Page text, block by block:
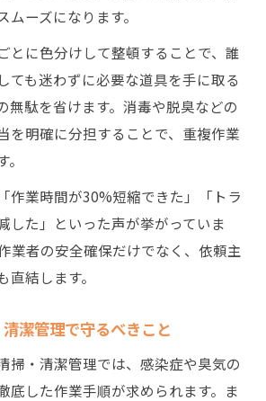
ーズになります。
とに色分けして整頓することで、誰
ても迷わずに必要な道具を手に取る
無駄を省けます。消毒や脱臭などの
を明確に分担することで、重複作業
作業時間が30%短縮できた」「トラ
した」といった声が挙がっていま
業者の安全確保だけでなく、依頼主
結します。
潔管理で守るべきこと
掃・清潔管理では、感染症や臭気の
底した作業手順が求められます。ま